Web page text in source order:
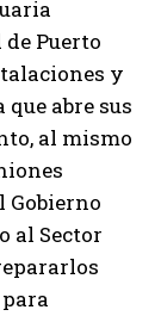
Puerto
y
abre sus
al mismo
Gobierno
al Sector